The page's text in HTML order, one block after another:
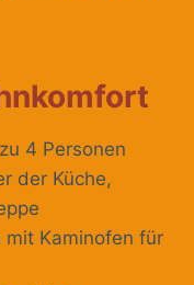
4 Personen
der Küche,
mit Kaminofen für